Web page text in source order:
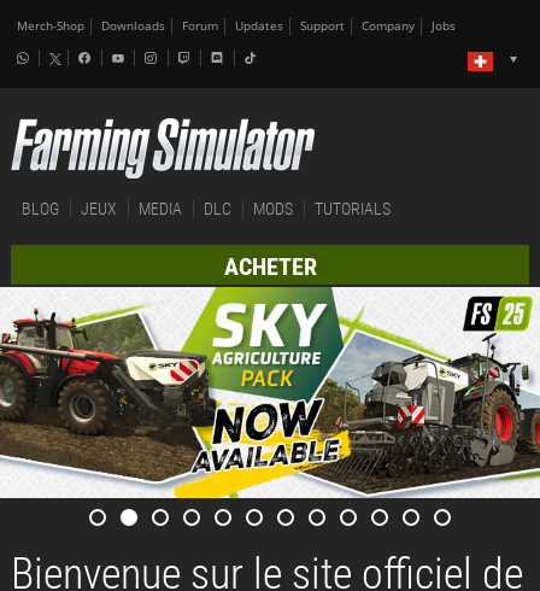
Merch-Shop Downloads Forum Updates Support Company Jobs
BLOG JEUX MEDIA DLC MODS TUTORIALS
ACHETER
Bienvenue sur le site officiel de